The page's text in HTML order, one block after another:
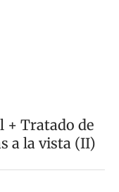
+ Tratado de
a la vista (II)